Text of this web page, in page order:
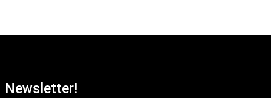
Newsletter!